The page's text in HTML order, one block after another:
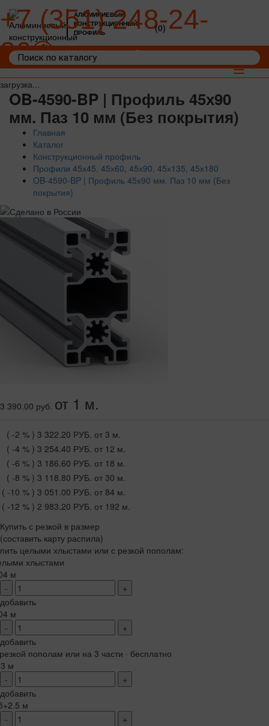
загрузка...
АЛЮМИНИЕВЫЙ
КОНСТРУКЦИОННЫЙ
ПРОФИЛЬ
+7 (351) 248-24-
36
(0)
Toggle
OB-4590-BP | Профиль 45х90
мм. Паз 10 мм (Без покрытия)
Главная
Каталог
Конструкционный профиль
Профили 45х45, 45х60, 45х90, 45х135, 45х180
OB-4590-BP | Профиль 45х90 мм. Паз 10 мм (Без
покрытия)
3 390.00 руб. от 1 м.
( -2 % ) 3 322.20 РУБ. от 3 м.
( -4 % ) 3 254.40 РУБ. от 12 м.
( -6 % ) 3 186.60 РУБ. от 18 м.
( -8 % ) 3 118.80 РУБ. от 30 м.
( -10 % ) 3 051.00 РУБ. от 84 м.
( -12 % ) 2 983.20 РУБ. от 192 м.
Купить с резкой в размер
(составить карту распила)
целыми хлыстами или с резкой пополам:
хлыстами
м
-
+
добавить
м
-
+
добавить
пополам или на 3 части · бесплатно
м
-
+
добавить
м
-
+